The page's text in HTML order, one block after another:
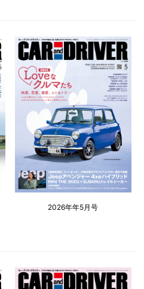
2026年年5月号